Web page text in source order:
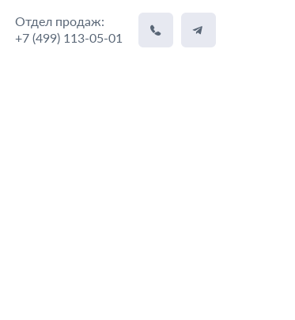
Отдел продаж:
+7 (499) 113-05-01